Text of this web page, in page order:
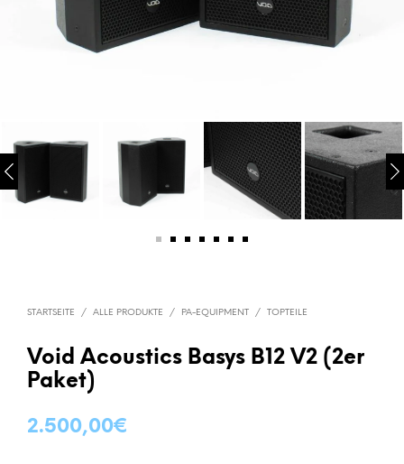
STARTSEITE / ALLE PRODUKTE / PA-EQUIPMENT / TOPTEILE
Void Acoustics Basys B12 V2 (2er
Paket)
2.500,00€